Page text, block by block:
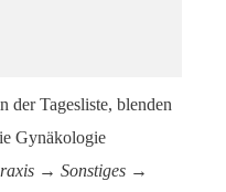
der Tagesliste, blenden
Gynäkologie
→ Sonstiges →